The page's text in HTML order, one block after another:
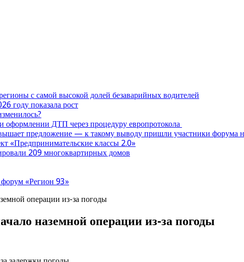
с самой высокой долей безаварийных водителей
году показала рост
оформлении ДТП через процедуру европротокола
предложение — к такому выводу пришли участники форума
«Предпринимательские классы 2.0»
209 многоквартирных домов
«Регион 93»
операции из-за погоды
наземной операции из-за погоды